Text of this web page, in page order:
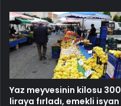
Yaz meyvesinin kilosu 300
liraya fırladı, emekli isyan